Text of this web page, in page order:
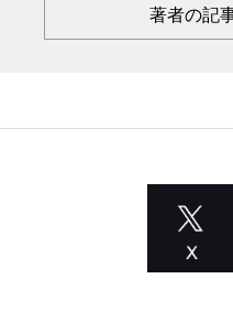
著者の記